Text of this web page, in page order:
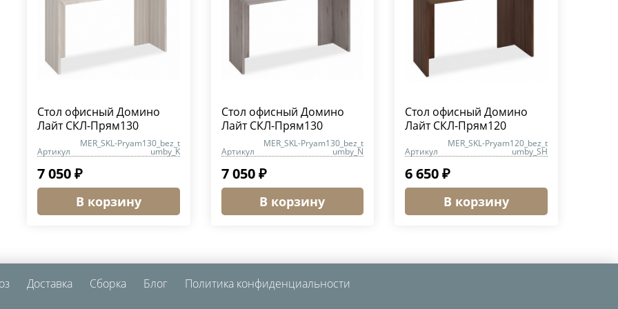
Стол офисный Домино
Лайт СКЛ-Прям130
Артикул
MER_SKL-Pryam130_bez_t
umby_K
7 050 ₽
В корзину
Стол офисный Домино
Лайт СКЛ-Прям130
Артикул
MER_SKL-Pryam130_bez_t
umby_N
7 050 ₽
В корзину
Стол офисный Домино
Лайт СКЛ-Прям120
Артикул
MER_SKL-Pryam120_bez_t
umby_SH
6 650 ₽
В корзину
Доставка Сборка Блог Политика конфиденциальности